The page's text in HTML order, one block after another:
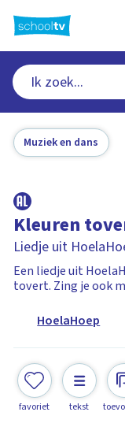
naar
hoofdinhoud
Muziek en dans
Kleuren
Liedje uit
Een liedje uit
tovert. Zing je ook
HoelaHoep
favoriet tekst